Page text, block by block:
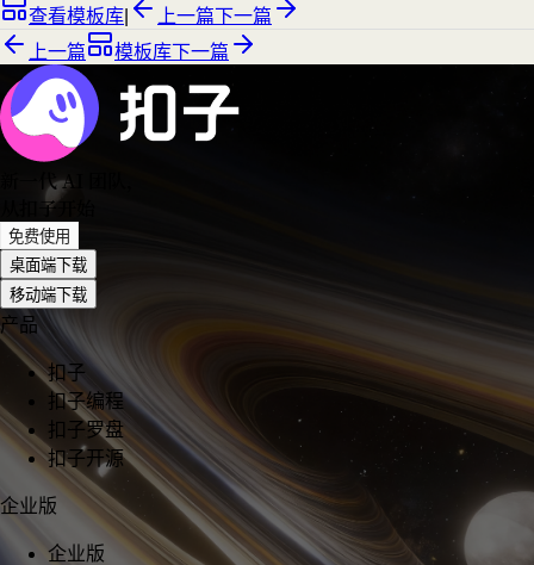
查看模板库
上一篇下一篇
上一篇
模板库下一篇
新一代 AI 团队
从扣子开始
免费使用
桌面端下载
移动端下载
产品
扣子
扣子编程
扣子罗盘
扣子开源
企业版
企业版